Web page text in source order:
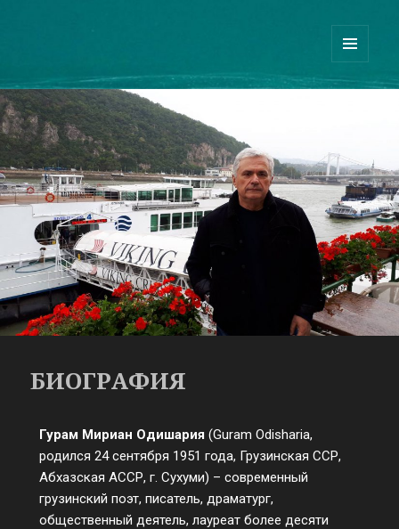
Guram Odisharia official website
И
БИОГРАФИЯ
Гурам Мириан Одишария (Guram Odisharia,
родился 24 сентября 1951 года, Грузинская ССР,
Абхазская АССР, г. Сухуми) – современный
грузинский поэт, писатель, драматург,
общественный деятель, лауреат более десяти